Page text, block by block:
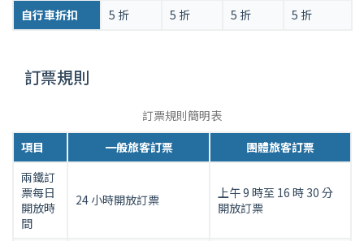
計
費
自行車折扣
5 折 5 折 5 折 5 折
訂票規則
訂票規則簡明表兩
鐵
車
人
項目 一般旅客訂票
團體旅客訂票
兩鐵訂
票每日
開放時
間
24 小時開放訂票
上午 9 時至 16 時 30 分
開放訂票